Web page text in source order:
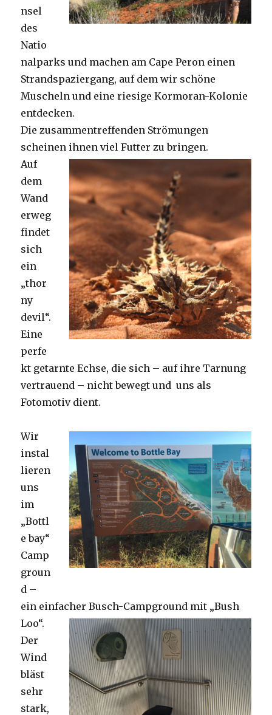
nsel
des
Natio
nalparks und machen am Cape Peron einen
Strandspaziergang, auf dem wir schöne
Muscheln und eine riesige Kormoran-Kolonie
entdecken.
Die zusammentreffenden Strömungen
scheinen ihnen viel Futter zu bringen.
Auf
dem
Wand
erweg
findet
sich
ein
„thor
ny
devil“.
Eine
perfe
kt getarnte Echse, die sich – auf ihre Tarnung
vertrauend – nicht bewegt und uns als
Fotomotiv dient.
Wir
instal
lieren
uns
im
„Bottl
e bay“
Camp
groun
d –
ein einfacher Busch-Campground mit „Bush
Loo“.
Der
Wind
bläst
sehr
stark,